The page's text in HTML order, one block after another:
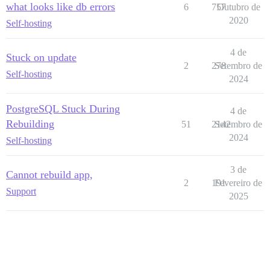
what looks like db errors
Self-hosting
6 757
Outubro de
2020
Stuck on update
Self-hosting
2 278
4 de
Setembro de
2024
PostgreSQL Stuck During
Rebuilding
Self-hosting
51 2142
4 de
Setembro de
2024
Cannot rebuild app,
Support
2 191
3 de
Fevereiro de
2025